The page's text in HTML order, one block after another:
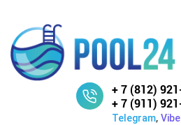
+ 7 (812)
+ 7 (911)
Telegram,